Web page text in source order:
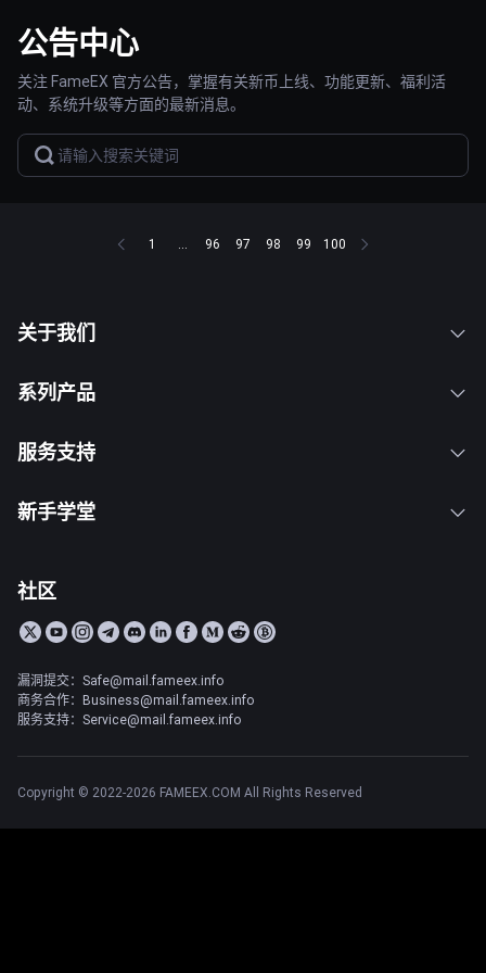
公告中心
关注 FameEX 官方公告，掌握有关新币上线、功能更新、福利活
动、系统升级等方面的最新消息。
1 ... 96 97 98 99 100
关于我们
系列产品
服务支持
新手学堂
社区
漏洞提交：Safe@mail.fameex.info
商务合作：Business@mail.fameex.info
服务支持：Service@mail.fameex.info
Copyright © 2022-2026 FAMEEX.COM All Rights Reserved